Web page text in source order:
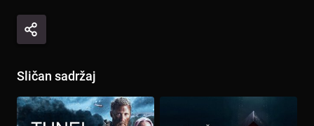
Sličan sadržaj